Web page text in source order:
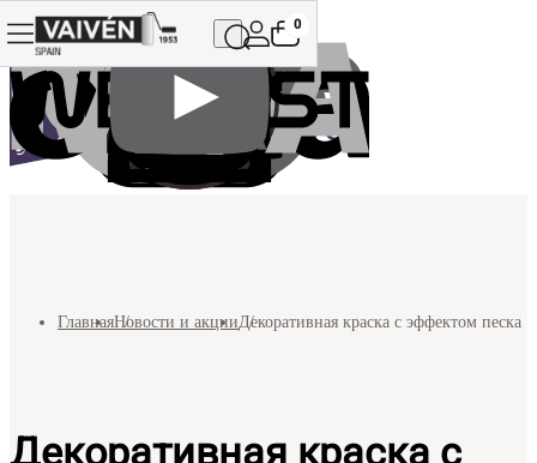
0
ГлавнаяНовости и акцииДекоративная краска с эффектом песка
Декоративная краска с